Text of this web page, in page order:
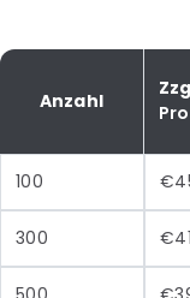
Anzahl
100
300